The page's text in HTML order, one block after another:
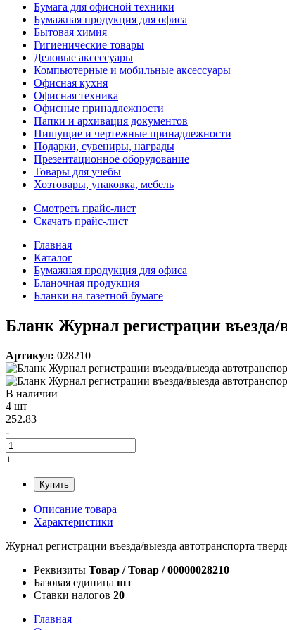
Бумага для офисной техники
Бумажная продукция для офиса
Бытовая химия
Гигиенические товары
Деловые аксессуары
Компьютерные и мобильные аксессуары
Офисная кухня
Офисная техника
Офисные принадлежности
Папки и архивация документов
Пишущие и чертежные принадлежности
Подарки, сувениры, награды
Презентационное оборудование
Товары для учебы
Хозтовары, упаковка, мебель
Смотреть прайс-лист
Скачать прайс-лист
Главная
Каталог
Бумажная продукция для офиса
Бланочная продукция
Бланки на газетной бумаге
Бланк Журнал регистрации въезда/
Артикул: 028210
В наличии
4 шт
252.83
-
+
Купить
Описание товара
Характеристики
Журнал регистрации въезда/выезда автотранспорта
Реквизиты Товар / Товар / 00000028210
Базовая единица шт
Ставки налогов 20
Главная